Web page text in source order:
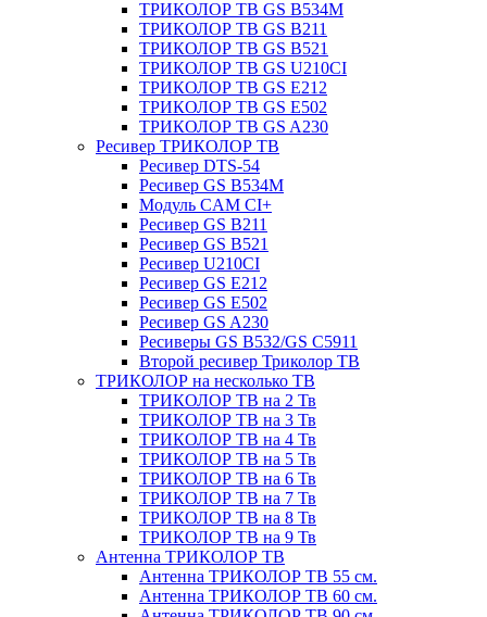
ТРИКОЛОР ТВ GS B534M
ТРИКОЛОР ТВ GS B211
ТРИКОЛОР ТВ GS B521
ТРИКОЛОР ТВ GS U210CI
ТРИКОЛОР ТВ GS E212
ТРИКОЛОР ТВ GS E502
ТРИКОЛОР ТВ GS A230
Ресивер ТРИКОЛОР ТВ
Ресивер DTS-54
Ресивер GS B534M
Модуль CAM CI+
Ресивер GS B211
Ресивер GS B521
Ресивер U210CI
Ресивер GS E212
Ресивер GS E502
Ресивер GS A230
Ресиверы GS B532/GS C5911
Второй ресивер Триколор ТВ
ТРИКОЛОР на несколько ТВ
ТРИКОЛОР ТВ на 2 Тв
ТРИКОЛОР ТВ на 3 Тв
ТРИКОЛОР ТВ на 4 Тв
ТРИКОЛОР ТВ на 5 Тв
ТРИКОЛОР ТВ на 6 Тв
ТРИКОЛОР ТВ на 7 Тв
ТРИКОЛОР ТВ на 8 Тв
ТРИКОЛОР ТВ на 9 Тв
Антенна ТРИКОЛОР ТВ
Антенна ТРИКОЛОР ТВ 55 см.
Антенна ТРИКОЛОР ТВ 60 см.